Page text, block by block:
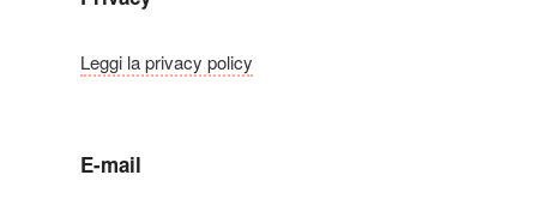
Leggi la privacy policy
E-mail